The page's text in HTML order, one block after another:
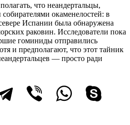
что неандертальцы,
окаменелостей: в
Испании была обнаружена
раковин. Исследователи пока
гоминиды отправились
и предполагают, что этот тайник
— просто ради